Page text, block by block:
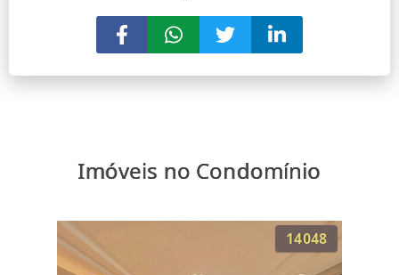
Imóveis no Condomínio
14048